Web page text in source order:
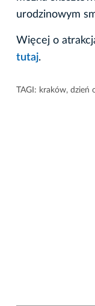
urodzinowym
Więcej o
tutaj.
TAGI: kraków, dzień